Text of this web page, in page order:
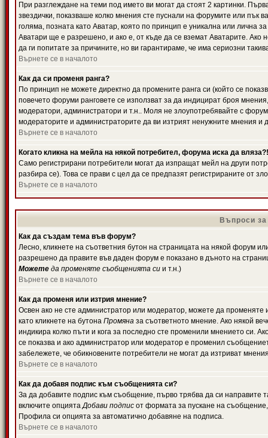
При разглеждане на теми под името ви могат да стоят 2 картинки.
звездички, показваше колко мнения сте пуснали на форумите или пък
голяма, позната като Аватар, която по принцип е уникална или лична
Аватари ще е разрешено, и ако е, от къде да се вземат Аватарите.
да ги попитате за причините, но ви гарантираме, че има сериозни
Върнете се в началото
Как да си променя ранга?
По принцип не можете директно да промените ранга си (който се
повечето форуми ранговете се използват за да индицират броя
модератори, администратори и т.н.. Моля не злоупотребявайте с
модераторите и администраторите да ви изтрият ненужните мнения и
Върнете се в началото
Когато кликна на мейла на някой потребител, форума иска да вляза?!
Само регистрирани потребители могат да изпращат мейл на други
разбира се). Това се прави с цел да се предпазят регистрираните от
Върнете се в началото
Въпроси
Как да създам тема във форум?
Лесно, кликнете на съответния бутон на страницата на някой форум
разрешено да правите във даден форум е показано в дъното на
Можете да променяте съобщенията си и т.н.)
Върнете се в началото
Как да променя или изтрия мнение?
Освен ако не сте администратор или модератор, можете да
като кликнете на бутона Промяна за съответното мнение. Ако някой
индикира колко пъти и кога за последно сте променили мнението си.
се показва и ако администратор или модератор е променил
забележете, че обикновените потребители не могат да изтриват
Върнете се в началото
Как да добавя подпис към съобщенията си?
За да добавите подпис към съобщение, първо трябва да си
включите опциятаДобави подпис от формата за пускане на
Профила си опцията за автоматично добавяне на подписа.
Върнете се в началото